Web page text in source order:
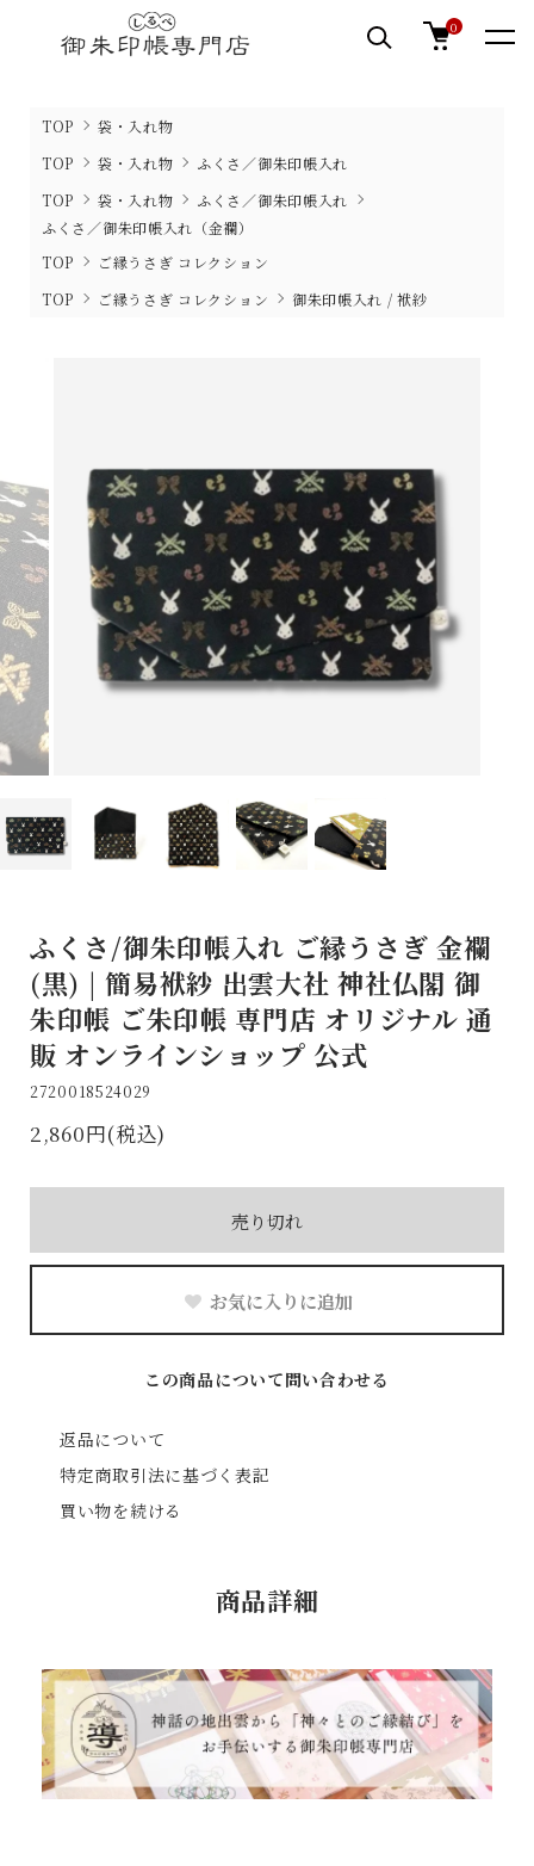
0
TOP
袋・入れ物
TOP
袋・入れ物
ふくさ／御朱印帳入れ
TOP
袋・入れ物
ふくさ／御朱印帳入れ
ふくさ／御朱印帳入れ（金襴）
TOP
ご縁うさぎ コレクション
TOP
ご縁うさぎ コレクション 御朱印帳入れ / 袱紗
ふくさ/御朱印帳入れ ご縁うさぎ 金襴
(黒) | 簡易袱紗 出雲大社 神社仏閣 御
朱印帳 ご朱印帳 専門店 オリジナル 通
販 オンラインショップ 公式
2720018524029
2,860円(税込)
売り切れ
お気に入りに追加
この商品について問い合わせる
返品について
特定商取引法に基づく表記
買い物を続ける
商品詳細